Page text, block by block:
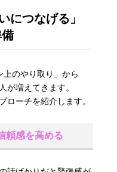
につなげる」
のやり取り」から
が増えてきます。
ローチを紹介します。
頼感を高める